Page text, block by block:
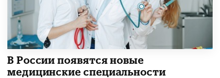
В России появятся новые
медицинские специальности